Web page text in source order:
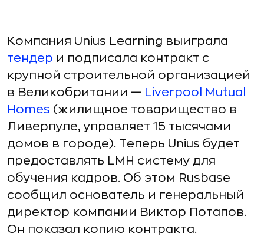
Компания Unius Learning выиграла
тендер и подписала контракт с
крупной строительной организацией
в Великобритании — Liverpool Mutual
Homes (жилищное товарищество в
Ливерпуле, управляет 15 тысячами
домов в городе). Теперь Unius будет
предоставлять LMH систему для
обучения кадров. Об этом Rusbase
сообщил основатель и генеральный
директор компании Виктор Потапов.
Он показал копию контракта.